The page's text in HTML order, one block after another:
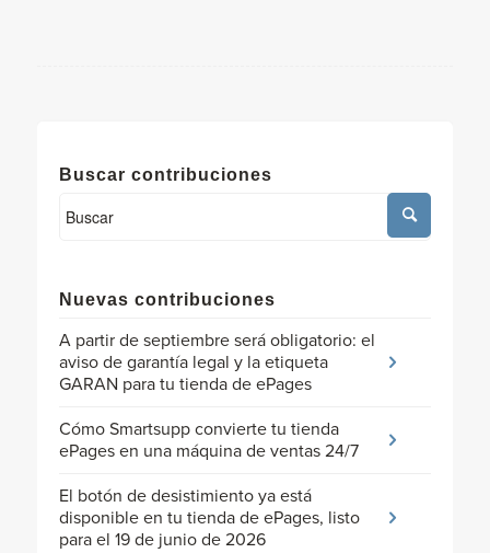
Buscar contribuciones
Nuevas contribuciones
A partir de septiembre será obligatorio: el
aviso de garantía legal y la etiqueta
GARAN para tu tienda de ePages
Cómo Smartsupp convierte tu tienda
ePages en una máquina de ventas 24/7
El botón de desistimiento ya está
disponible en tu tienda de ePages, listo
para el 19 de junio de 2026